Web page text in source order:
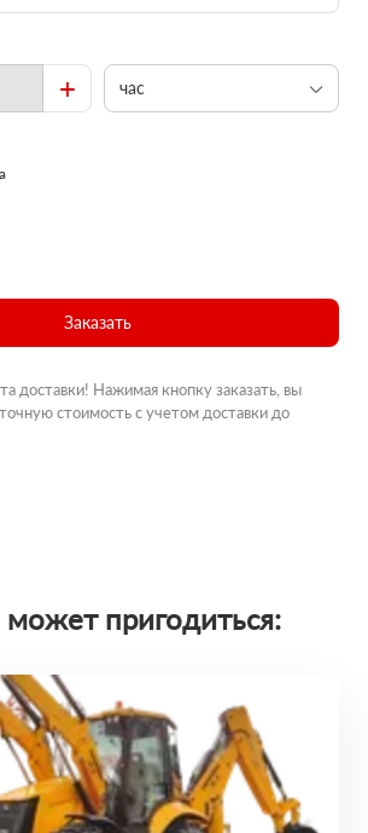
+ час
Заказать
доставки! Нажимая кнопку заказать, вы
стоимость с учетом доставки до
пригодиться: